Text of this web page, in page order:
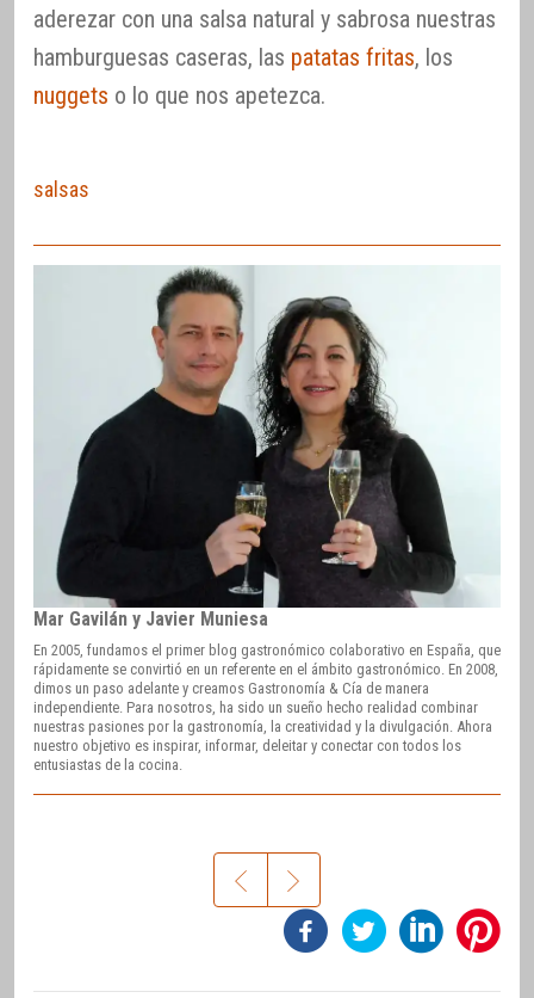
aderezar con una salsa natural y sabrosa nuestras
hamburguesas caseras, las patatas fritas, los
nuggets o lo que nos apetezca.
salsas
Mar Gavilán y Javier Muniesa
En 2005, fundamos el primer blog gastronómico colaborativo en España, que
rápidamente se convirtió en un referente en el ámbito gastronómico. En 2008,
dimos un paso adelante y creamos Gastronomía & Cía de manera
independiente. Para nosotros, ha sido un sueño hecho realidad combinar
nuestras pasiones por la gastronomía, la creatividad y la divulgación. Ahora
nuestro objetivo es inspirar, informar, deleitar y conectar con todos los
entusiastas de la cocina.